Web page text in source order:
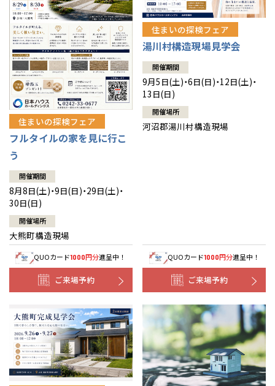
住まいの探検フェア
フルタイルの家を見に行こ
う
開催期間
8月8日(土)・9日(日)・29日(土)・
30日(日)
開催場所
大熊町構造現場
QUOカード1000円分進呈中！
ご来場予約
住まいの探検フェア
湯川村構造現場見学会
開催期間
9月5日(土)・6日(日)・12日(土)・
13日(日)
開催場所
河沼郡湯川村構造現場
QUOカード1000円分進呈中！
ご来場予約